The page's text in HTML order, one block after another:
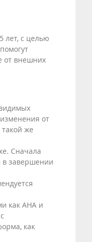
лет, с целью
от внешних
от
же
Сначала
в завершении
как AHA и
как